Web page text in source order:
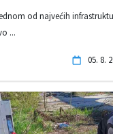
od najvećih
...
05. 8.